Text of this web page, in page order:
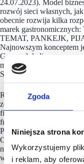
Zgoda
Niniejsza strona
Wykorzystujemy
i reklam, aby
24.07.2023). Model
rozwój sieci własnych,
obecnie rozwija kilka
marek
TEMAT, PANKEJK,
Najnowszym
Grupy zlokalizowane są
m.in. w Warszawie,
Sopocie, Gdańsku,
Rozwój sieci placówek
ze środków własnych
finansowych od
franczyzowych. W tym
PIJALNIA WÓDKI I
Od 2012 roku spółka
na Głównym Rynku
w Warszawie.